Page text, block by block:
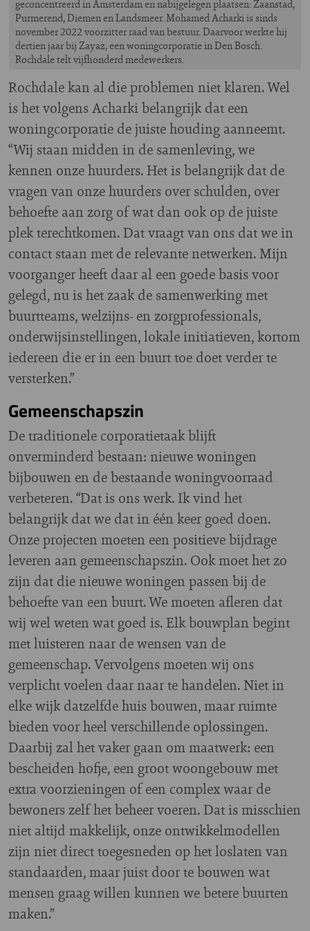
geconcentreerd in Amsterdam en nabijgelegen plaatsen: Zaanstad,
Purmerend, Diemen en Landsmeer. Mohamed Acharki is sinds
november 2022 voorzitter raad van bestuur. Daarvoor werkte hij
dertien jaar bij Zayaz, een woningcorporatie in Den Bosch.
Rochdale telt vijfhonderd medewerkers.
Rochdale kan al die problemen niet klaren. Wel
is het volgens Acharki belangrijk dat een
woningcorporatie de juiste houding aanneemt.
“Wij staan midden in de samenleving, we
kennen onze huurders. Het is belangrijk dat de
vragen van onze huurders over schulden, over
behoefte aan zorg of wat dan ook op de juiste
plek terechtkomen. Dat vraagt van ons dat we in
contact staan met de relevante netwerken. Mijn
voorganger heeft daar al een goede basis voor
gelegd, nu is het zaak de samenwerking met
buurtteams, welzijns- en zorgprofessionals,
onderwijsinstellingen, lokale initiatieven, kortom
iedereen die er in een buurt toe doet verder te
versterken.”
Gemeenschapszin
De traditionele corporatietaak blijft
onverminderd bestaan: nieuwe woningen
bijbouwen en de bestaande woningvoorraad
verbeteren. “Dat is ons werk. Ik vind het
belangrijk dat we dat in één keer goed doen.
Onze projecten moeten een positieve bijdrage
leveren aan gemeenschapszin. Ook moet het zo
zijn dat die nieuwe woningen passen bij de
behoefte van een buurt. We moeten afleren dat
wij wel weten wat goed is. Elk bouwplan begint
met luisteren naar de wensen van de
gemeenschap. Vervolgens moeten wij ons
verplicht voelen daar naar te handelen. Niet in
elke wijk datzelfde huis bouwen, maar ruimte
bieden voor heel verschillende oplossingen.
Daarbij zal het vaker gaan om maatwerk: een
bescheiden hofje, een groot woongebouw met
extra voorzieningen of een complex waar de
bewoners zelf het beheer voeren. Dat is misschien
niet altijd makkelijk, onze ontwikkelmodellen
zijn niet direct toegesneden op het loslaten van
standaarden, maar juist door te bouwen wat
mensen graag willen kunnen we betere buurten
maken.”